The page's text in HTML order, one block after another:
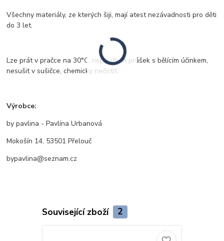
Všechny materiály, ze kterých šiji, mají atest nezávadnosti pro děti
do 3 let.
Lze prát v pračce na 30°C, nepoužívat prášek s bělícím účinkem,
nesušit v sušičce, chemicky nečistit.
Výrobce:
by pavlina - Pavlína Urbanová
Mokošín 14, 53501 Přelouč
bypavlina@seznam.cz
Související zboží 2